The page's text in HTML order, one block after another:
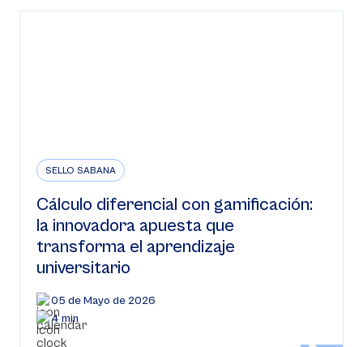
SELLO SABANA
Cálculo diferencial con gamificación:
la innovadora apuesta que
transforma el aprendizaje
universitario
05 de Mayo de 2026
4 min